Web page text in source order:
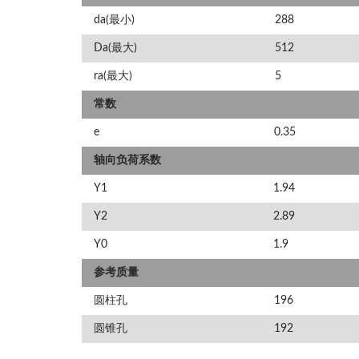
da(最小) 288
Da(最大) 512
ra(最大) 5
常数
e 0.35
轴向负荷系数
Y1 1.94
Y2 2.89
Y0 1.9
参考质量
圆柱孔 196
圆锥孔 192